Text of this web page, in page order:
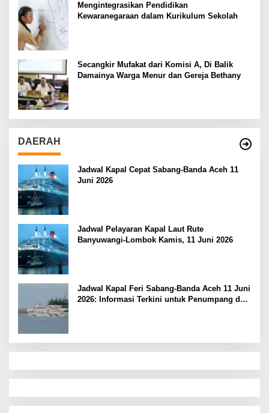
Mengintegrasikan Pendidikan
Kewaranegaraan dalam Kurikulum Sekolah
Secangkir Mufakat dari Komisi A, Di Balik
Damainya Warga Menur dan Gereja Bethany
DAERAH
Jadwal Kapal Cepat Sabang-Banda Aceh 11
Juni 2026
Jadwal Pelayaran Kapal Laut Rute
Banyuwangi-Lombok Kamis, 11 Juni 2026
Jadwal Kapal Feri Sabang-Banda Aceh 11 Juni
2026: Informasi Terkini untuk Penumpang dan